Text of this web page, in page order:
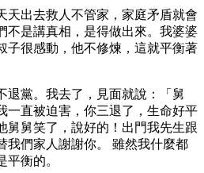
天出去救人不管家，家庭矛盾就會
不是講真相，是得做出來。我婆婆
子很感動，他不修煉，這就平衡著
退黨。我去了，見面就說：「舅
一直被迫害，你三退了，生命好平
舅舅笑了，說好的！出門我先生跟
我們家人謝謝你。 雖然我什麼都
衡的。